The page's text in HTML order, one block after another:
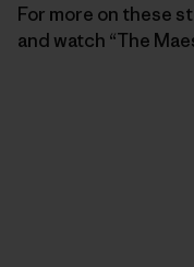
For more on these
and watch “The